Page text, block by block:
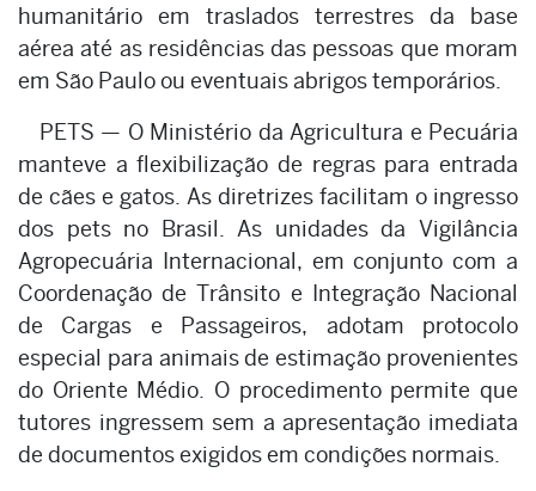
humanitário em traslados terrestres da base
aérea até as residências das pessoas que moram
em São Paulo ou eventuais abrigos temporários.
PETS — O Ministério da Agricultura e Pecuária
manteve a flexibilização de regras para entrada
de cães e gatos. As diretrizes facilitam o ingresso
dos pets no Brasil. As unidades da Vigilância
Agropecuária Internacional, em conjunto com a
Coordenação de Trânsito e Integração Nacional
de Cargas e Passageiros, adotam protocolo
especial para animais de estimação provenientes
do Oriente Médio. O procedimento permite que
tutores ingressem sem a apresentação imediata
de documentos exigidos em condições normais.